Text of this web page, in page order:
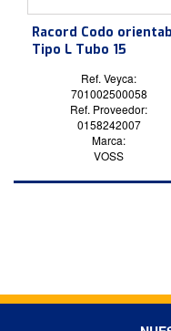
Racord Codo
Tipo L Tubo 15
Ref. Veyca:
701002500058
Ref. Proveedor:
0158242007
Marca:
VOSS